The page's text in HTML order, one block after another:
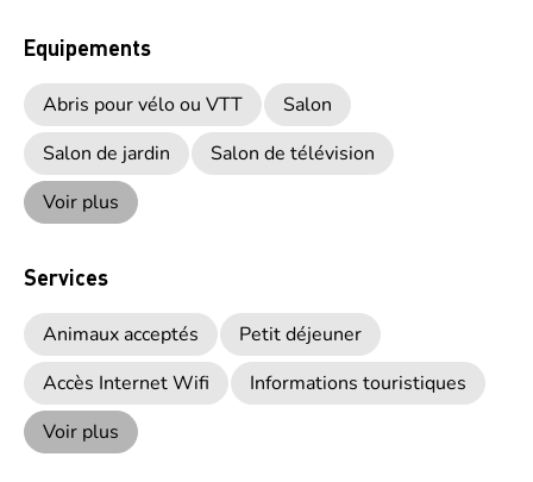
Equipements
Abris pour vélo ou VTT
Salon
Salon de jardin
Salon de télévision
Voir plus
Services
Animaux acceptés
Petit déjeuner
Accès Internet Wifi
Informations touristiques
Voir plus